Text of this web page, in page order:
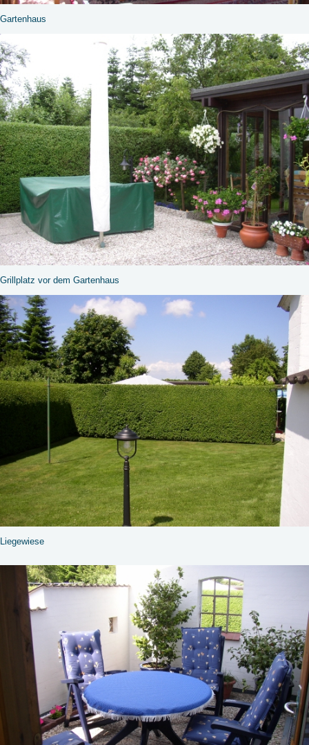
Gartenhaus
Grillplatz vor dem Gartenhaus
Liegewiese